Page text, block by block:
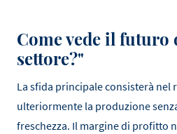
Come vede il futuro
settore?"
La sfida principale consisterà nel
ulteriormente la produzione
freschezza. Il margine di profitto